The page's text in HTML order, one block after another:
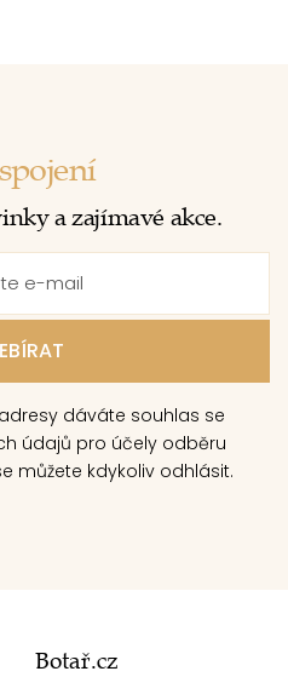
a zajímavé akce.
dáváte souhlas se
údajů pro účely odběru
můžete kdykoliv odhlásit.
Botař.cz